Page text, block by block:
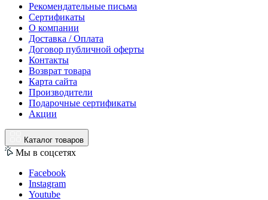
Рекомендательные письма
Сертификаты
О компании
Доставка / Оплата
Договор публичной оферты
Контакты
Возврат товара
Карта сайта
Производители
Подарочные сертификаты
Акции
Каталог товаров
Мы в соцсетях
Facebook
Instagram
Youtube